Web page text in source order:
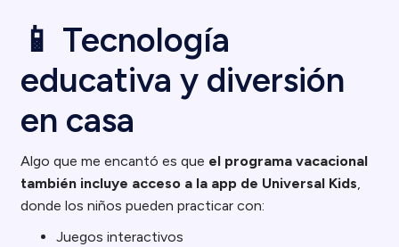
📱 Tecnología
educativa y diversión
en casa
Algo que me encantó es que el programa vacacional
también incluye acceso a la app de Universal Kids,
donde los niños pueden practicar con:
Juegos interactivos